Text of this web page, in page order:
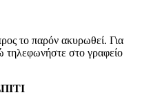
το παρόν ακυρωθεί. Για
στο γραφείο